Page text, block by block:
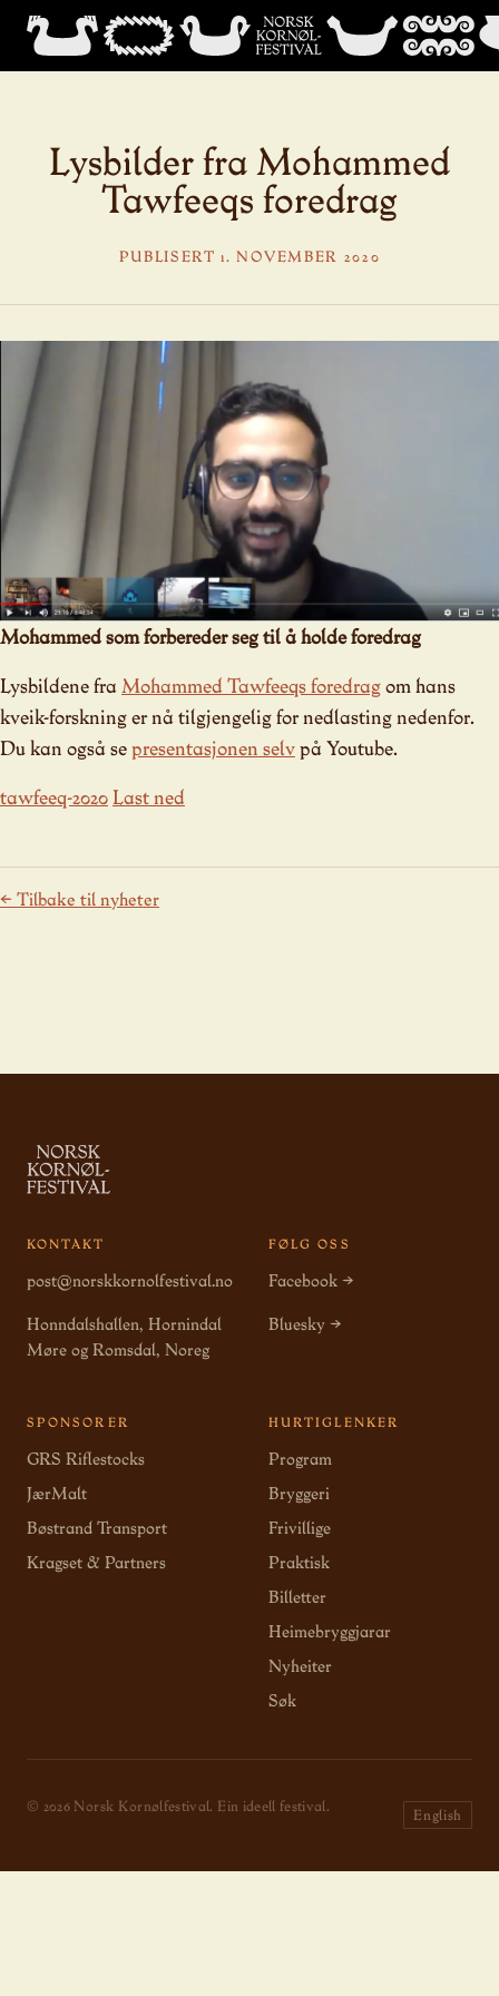
Lysbilder fra Mohammed
Tawfeeqs foredrag
PUBLISERT 1. NOVEMBER 2020
Mohammed som forbereder seg til å holde foredrag
Lysbildene fra Mohammed Tawfeeqs foredragom hans
kveik-forskning er nå tilgjengelig for nedlasting nedenfor.
Du kan også sepresentasjonen selvpå Youtube.
tawfeeq-2020Last ned
← Tilbake til nyheter
KONTAKT
post@norskkornolfestival.no
Honndalshallen, Hornindal
Møre og Romsdal, Noreg
FØLG OSS
Facebook →
Bluesky →
SPONSORER
GRS Riflestocks
JærMalt
Bøstrand Transport
Kragset & Partners
HURTIGLENKER
Program
Bryggeri
Frivillige
Praktisk
Billetter
Heimebryggjarar
Nyheiter
Søk
© 2026 Norsk Kornølfestival. Ein ideell festival.
English